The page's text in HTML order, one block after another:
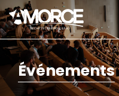
Événements